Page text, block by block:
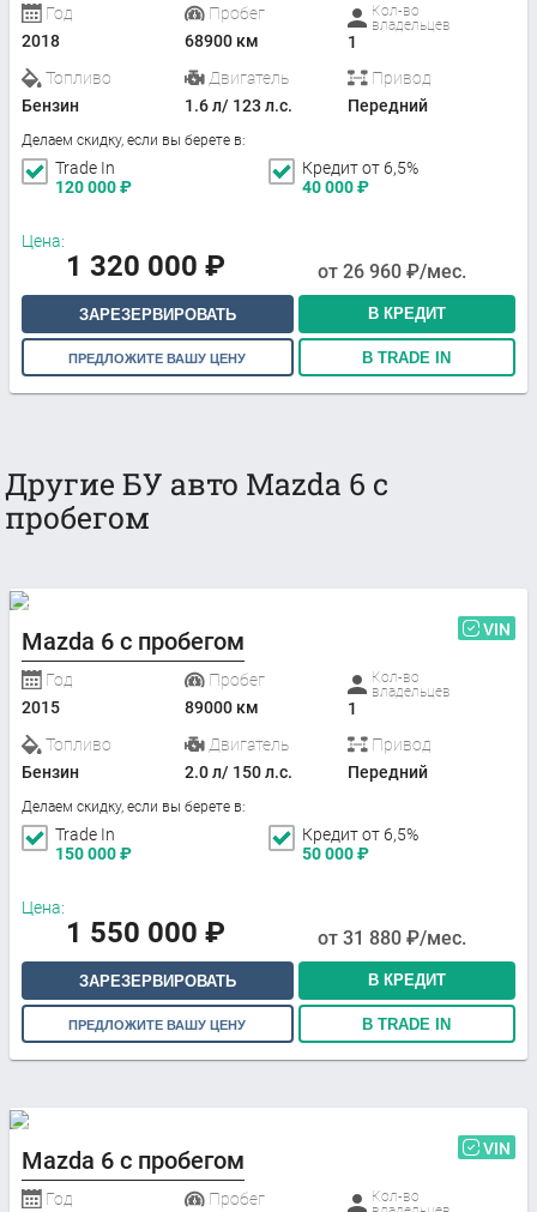
Год
2018
Пробег
68900 км
Кол-во
владельцев
1
Топливо
Бензин
Двигатель
1.6 л/ 123 л.с.
Привод
Передний
Делаем скидку, если вы берете в:
Trade In
120 000₽
Кредит от 6,5%
40 000₽
Цена:
1 320 000 ₽ от 26 960 ₽/мес.
ЗАРЕЗЕРВИРОВАТЬ В КРЕДИТ
ПРЕДЛОЖИТЕ ВАШУ ЦЕНУ В TRADE IN
Другие БУ авто Mazda 6 с
пробегом
Mazda 6 с пробегом VIN
Год
2015
Пробег
89000 км
Кол-во
владельцев
1
Топливо
Бензин
Двигатель
2.0 л/ 150 л.с.
Привод
Передний
Делаем скидку, если вы берете в:
Trade In
150 000₽
Кредит от 6,5%
50 000₽
Цена:
1 550 000 ₽ от 31 880 ₽/мес.
ЗАРЕЗЕРВИРОВАТЬ В КРЕДИТ
ПРЕДЛОЖИТЕ ВАШУ ЦЕНУ В TRADE IN
Mazda 6 с пробегом VIN
Год Пробег
Кол-во